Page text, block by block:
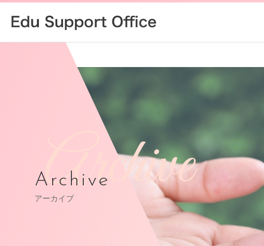
Archive
Archive
アーカイブ